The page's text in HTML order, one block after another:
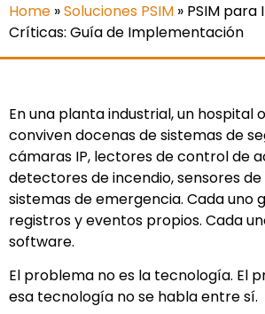
Home »Soluciones PSIM » PSIM
Críticas: Guía de Implementación
En una planta industrial, un hospital
conviven docenas de sistemas de
cámaras IP, lectores de control de
detectores de incendio, sensores de
sistemas de emergencia. Cada uno
registros y eventos propios. Cada
software.
El problema no es la tecnología. El
esa tecnología no se habla entre sí.